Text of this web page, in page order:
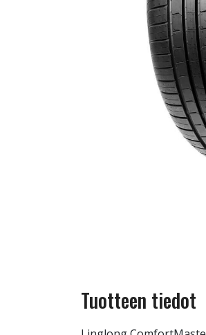
Tuotteen tiedot